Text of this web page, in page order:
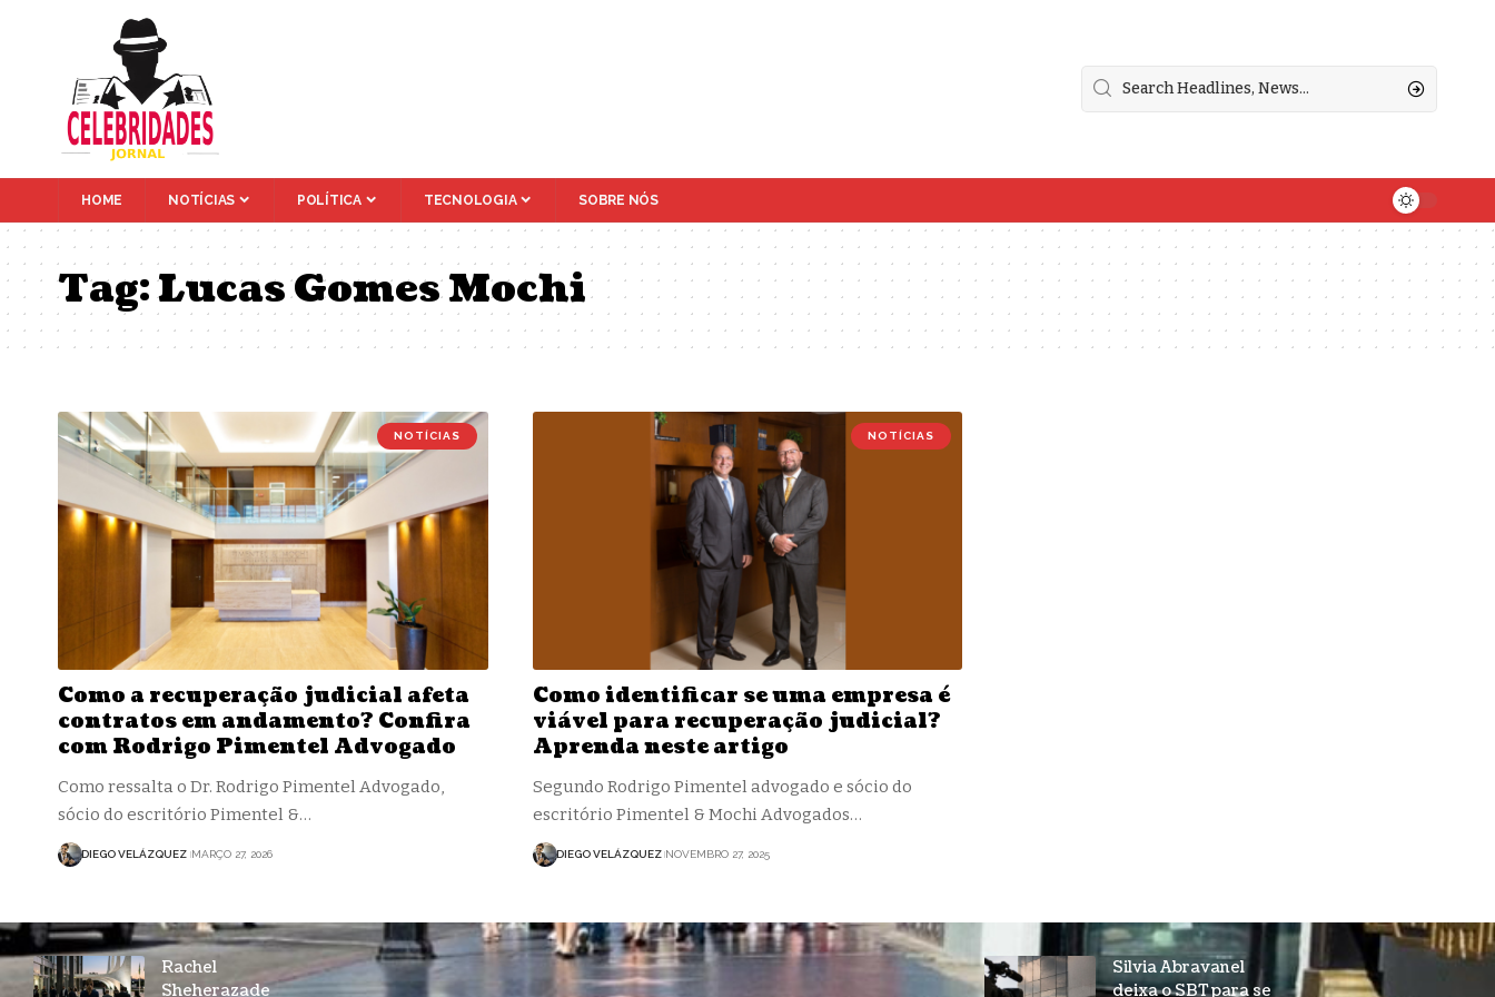
HOME NOTÍCIAS POLÍTICA TECNOLOGIA SOBRE NÓS
Tag:Lucas Gomes Mochi
NOTÍCIAS
Como a recuperação judicial afeta
contratos em andamento? Confira
com Rodrigo Pimentel Advogado
Como ressalta o Dr. Rodrigo Pimentel Advogado,
sócio do escritório Pimentel &…
DIEGO VELÁZQUEZ MARÇO 27, 2026
NOTÍCIAS
Como identificar se uma empresa é
viável para recuperação judicial?
Aprenda neste artigo
Segundo Rodrigo Pimentel advogado e sócio do
escritório Pimentel & Mochi Advogados…
DIEGO VELÁZQUEZ NOVEMBRO 27, 2025
Rachel
Sheherazade
Silvia Abravanel
deixa o SBT para se